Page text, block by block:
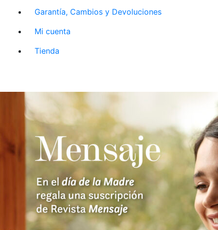
Garantía, Cambios y Devoluciones
Mi cuenta
Tienda